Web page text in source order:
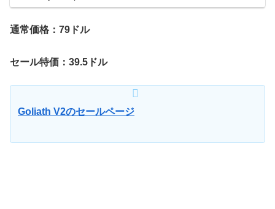
通常価格：79ドル
セール特価：39.5ドル
Goliath V2のセールページ